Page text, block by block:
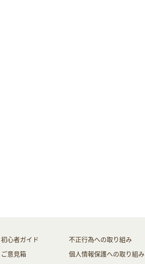
初心者ガイド
ご意見箱
不正行為への取り組み
個人情報保護への取り組み